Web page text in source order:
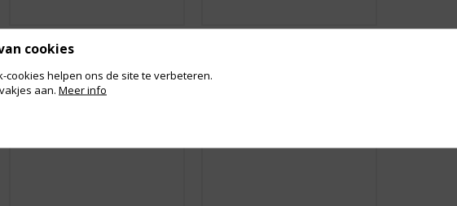
cookies
helpen ons de site te verbeteren.
aan. Meer info